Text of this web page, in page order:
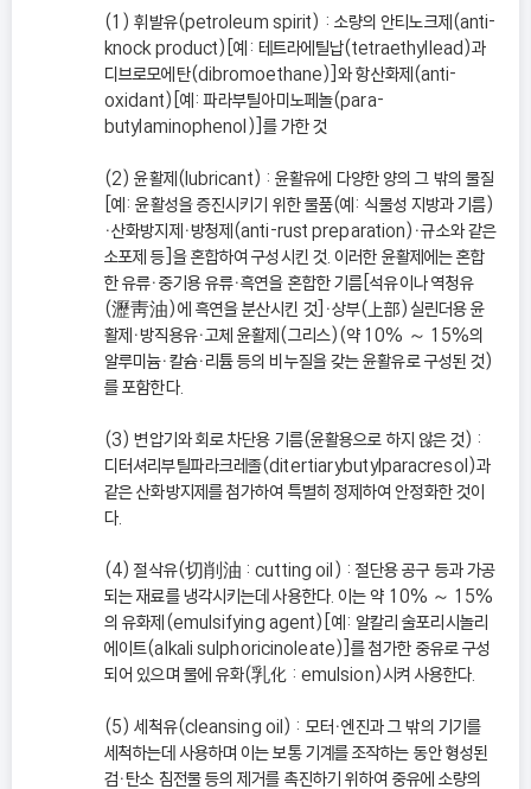
(1) 휘발유(petroleum spirit) : 소량의 안티노크제(anti-
knock product)[예: 테트라에틸납(tetraethyllead)과
디브로모에탄(dibromoethane)]와 항산화제(anti-
oxidant)[예: 파라부틸아미노페놀(para-
butylaminophenol)]를 가한 것
(2) 윤활제(lubricant) : 윤활유에 다양한 양의 그 밖의 물질
[예: 윤활성을 증진시키기 위한 물품(예: 식물성 지방과 기름)
ㆍ산화방지제ㆍ방청제(anti-rust preparation)ㆍ규소와 같은
소포제 등]을 혼합하여 구성시킨 것. 이러한 윤활제에는 혼합
한 유류ㆍ중기용 유류ㆍ흑연을 혼합한 기름[석유이나 역청유
(瀝靑油)에 흑연을 분산시킨 것]ㆍ상부(上部)실린더용 윤
활제ㆍ방직용유ㆍ고체 윤활제(그리스)(약 10% ～ 15%의
알루미늄ㆍ칼슘ㆍ리튬 등의 비누질을 갖는 윤활유로 구성된 것)
를 포함한다.
(3) 변압기와 회로 차단용 기름(윤활용으로 하지 않은 것) :
디터셔리부틸파라크레졸(ditertiarybutylparacresol)과
같은 산화방지제를 첨가하여 특별히 정제하여 안정화한 것이
다.
(4) 절삭유(切削油 : cutting oil) : 절단용 공구 등과 가공
되는 재료를 냉각시키는데 사용한다. 이는 약 10% ～ 15%
의 유화제(emulsifying agent)[예: 알칼리 술포리시놀리
에이트(alkali sulphoricinoleate)]를 첨가한 중유로 구성
되어 있으며 물에 유화(乳化 : emulsion)시켜 사용한다.
(5) 세척유(cleansing oil) : 모터ㆍ엔진과 그 밖의 기기를
세척하는데 사용하며 이는 보통 기계를 조작하는 동안 형성된
검ㆍ탄소 침전물 등의 제거를 촉진하기 위하여 중유에 소량의